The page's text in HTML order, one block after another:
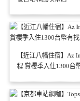
【近江八幡住宿】Az
程 賞櫻季入住1300台